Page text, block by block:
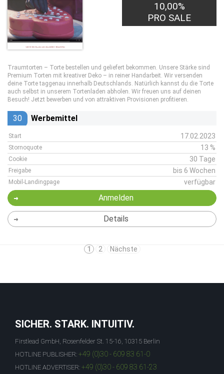
10,00%
PRO SALE
Traumtorten – Torte bestellen und geliefert bekommen. Unsere Stärke sind
Premium Torten mit kreativer Deko – in reiner Handarbeit. Wir versenden
deine Torte taggenau innerhalb Deutschlands. Natürlich kannst du die Torte
auch selbst in unserem Tortenladen abholen. Wir freuen uns auf deinen
Besuch! Jetzt bewerben und von attraktiven Provisionen profitieren.
30 Werbemittel
Start 17.02.2023
Stornoquote 13 %
Cookie 30 Tage
Freigabe bis 6 Wochen
Mobil-Landingpage verfügbar
Anmelden
Details
1 2 Nächste
SICHER. STARK. INTUITIV.
Firstlead GmbH, Rosenfelder St. 15-16, 10315 Berlin
HOTLINE PUBLISHER: +49 (0)30 - 609 83 61-0
HOTLINE ADVERTISER: +49 (0)30 - 609 83 61-23